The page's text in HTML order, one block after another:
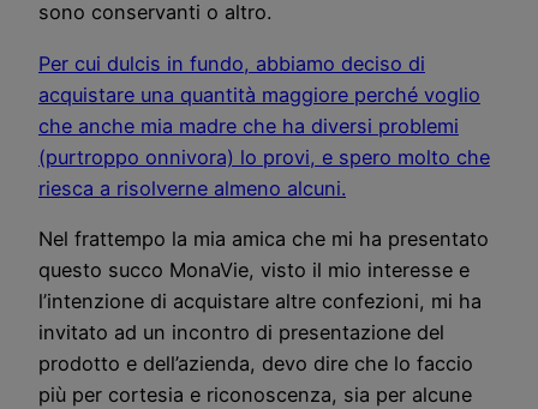
sono conservanti o altro.
Per cui dulcis in fundo, abbiamo deciso di
acquistare una quantità maggiore perché voglio
che anche mia madre che ha diversi problemi
(purtroppo onnivora) lo provi, e spero molto che
riesca a risolverne almeno alcuni.
Nel frattempo la mia amica che mi ha presentato
questo succo MonaVie, visto il mio interesse e
l’intenzione di acquistare altre confezioni, mi ha
invitato ad un incontro di presentazione del
prodotto e dell’azienda, devo dire che lo faccio
più per cortesia e riconoscenza, sia per alcune